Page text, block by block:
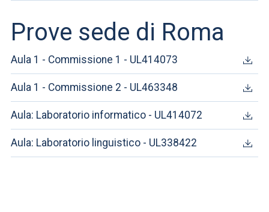
Prove sede di Roma
Aula 1 - Commissione 1 - UL414073
Aula 1 - Commissione 2 - UL463348
Aula: Laboratorio informatico - UL414072
Aula: Laboratorio linguistico - UL338422